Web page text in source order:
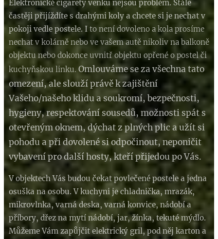
Elektronické cigarety venku nejsou problém. Stále
častěji přijíždíte s drahými koly a chcete si je nechat v
pokoji vedle postele. I to není dovoleno a kola prosíme
nechat v kolárně nebo ve vašem autě nikoliv na balkoně
objektu nebo dokonce uvnitř objektu opřené o postel či
kuchyňskou linku. Omlouváme se za všechna tato
omezení, ale slouží právě k zajištění
Vašeho/našeho klidu a soukromí, bezpečnosti,
hygieny, respektování sousedů, možnosti spát s
otevřeným oknem, dýchat z plných plic a užít si
pohodu a při dovolené si odpočinout, neponičit
vybavení pro další hosty, kteří přijedou po Vás.
V objektech Vás budou čekat povlečené postele a jedna
osuška na osobu. Vkuchyni je chladnička, mrazák,
mikrovlnka, varná deska, varná konvice, nádobí a
příbory, dřez na mytí nádobí, jar, žínka, tekuté mýdlo.
Můžeme Vám zapůjčit elektrický gril, pod něj karton a